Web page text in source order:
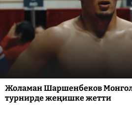
Жоламан Шаршенбеков
турнирде жеңишке жетти